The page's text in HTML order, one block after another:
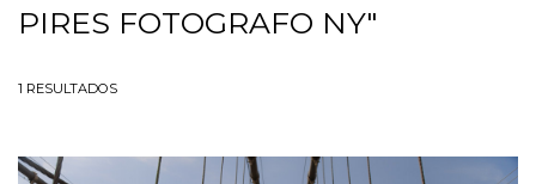
PIRES FOTOGRAFO NY"
1 RESULTADOS